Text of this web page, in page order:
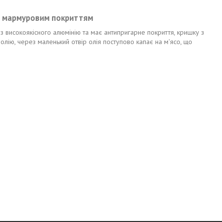
мармуровим покриттям
алюмінію та має антипригарне покриття, кришку з
через маленький отвір олія поступово капає на м'ясо, що